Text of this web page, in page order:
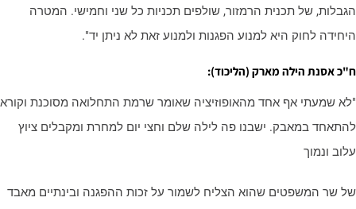
של תכנית הרמזור, שולפים תכניות כל שני וחמישי. המטרה
לחוק היא למנוע הפגנות ולמנוע זאת לא ניתן יד".
אסנת הילה מארק (הליכוד):
שמעתי אף אחד מהאופוזיציה שאומר שרמת התחלואה מסוכנת וקורא
במאבק. ישבנו פה לילה שלם וחצי יום למחרת ומקבלים ציוץ
ונמוך
שר המשפטים שהוא הצליח לשמור על זכות ההפגנה ובינתיים מאבד